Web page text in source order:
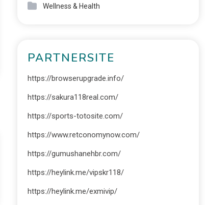
Wellness & Health
PARTNERSITE
https://browserupgrade.info/
https://sakura118real.com/
https://sports-totosite.com/
https://www.retconomynow.com/
https://gumushanehbr.com/
https://heylink.me/vipskr118/
https://heylink.me/exmivip/